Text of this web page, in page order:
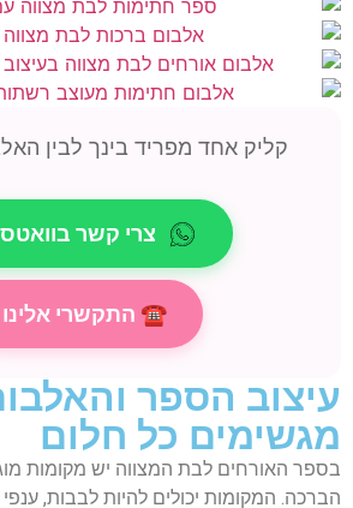
קליק אחד מפריד בינך לבין
צרי קשר
☎ התקשרי אלינו
עיצוב הספר
מגשימים כל חלום
בספר האורחים לבת המצווה יש מקומות
הברכה. המקומות יכולים להיות לבבות, ענפי